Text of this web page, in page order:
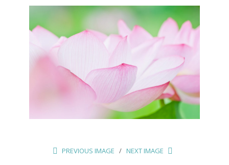
PREVIOUS IMAGE NEXT IMAGE